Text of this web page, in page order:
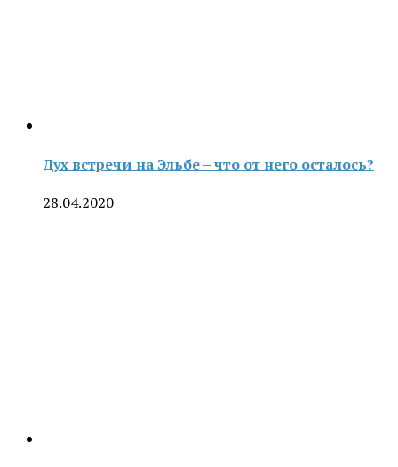
Дух встречи на Эльбе – что от него осталось?
28.04.2020